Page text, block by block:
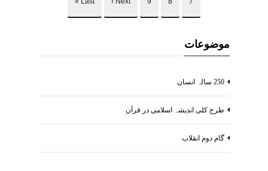
موضوعات
250 سالہ انسان
طرح کلی اندیشہ اسلامی در قرآن
گام دوم انقلاب